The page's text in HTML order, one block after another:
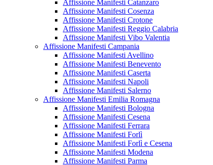
Affissione Manifesti Catanzaro
Affissione Manifesti Cosenza
Affissione Manifesti Crotone
Affissione Manifesti Reggio Calabria
Affissione Manifesti Vibo Valentia
Affissione Manifesti Campania
Affissione Manifesti Avellino
Affissione Manifesti Benevento
Affissione Manifesti Caserta
Affissione Manifesti Napoli
Affissione Manifesti Salerno
Affissione Manifesti Emilia Romagna
Affissione Manifesti Bologna
Affissione Manifesti Cesena
Affissione Manifesti Ferrara
Affissione Manifesti Forlì
Affissione Manifesti Forlì e Cesena
Affissione Manifesti Modena
Affissione Manifesti Parma